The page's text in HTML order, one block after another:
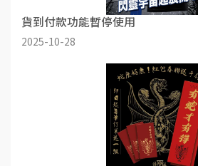
貨到付款功能暫停使用
2025-10-28